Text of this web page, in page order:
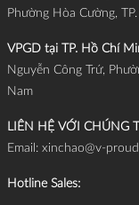
Phường Hòa Cường,
VPGD tại TP. Hồ Chí
Nguyễn Công Trứ,
Nam
LIÊN HỆ VỚI CHÚNG
Email: xinchao@v-
Hotline Sales: